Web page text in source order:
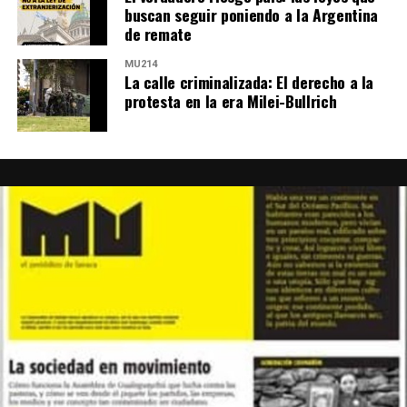
Quizá eso que grita Ni Una Menos sea la providencial
expresión de un acto de fe en ese nosotras que nos
impulsa a salir a las calles de todo el país sin especular
con que esté garantizado de antemano para acudir:
vamos.
Foto: Juan Valeiro/ lavaca.org
buscan seguir poniendo a la Argentina
de remate
MU214
La calle criminalizada: El derecho a la
protesta en la era Milei-Bullrich